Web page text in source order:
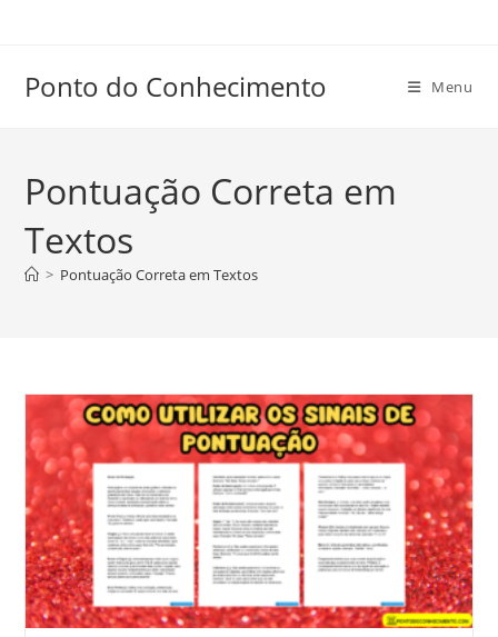
conteúdo
Ponto do Conhecimento Menu
Pontuação Correta em
Textos
> Pontuação Correta em Textos